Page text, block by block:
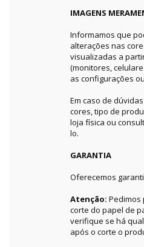
IMAGENS
Informamos que
alterações nas
visualizadas a
(monitores,
as configurações
Em caso de
cores, tipo de
loja física ou
lo.
GARANTIA
Oferecemos
Atenção: Pedimos
corte do papel de
verifique se há
após o corte o